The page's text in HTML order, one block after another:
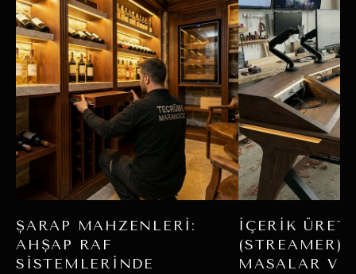
ŞARAP MAHZENLERI:
AHŞAP RAF
SISTEMLERINDE
İÇERIK
(STREAMER)
MASALAR VE